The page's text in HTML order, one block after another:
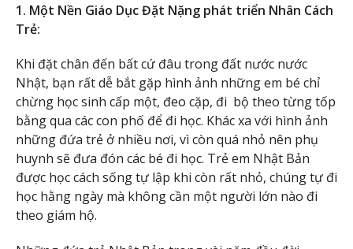
1. Một Nền Giáo Dục Đặt Nặng phát triển Nhân Cách
Trẻ:
Khi đặt chân đến bất cứ đâu trong đất nước nước
Nhật, bạn rất dễ bắt gặp hình ảnh những em bé chỉ
chừng học sinh cấp một, đeo cặp, đi bộ theo từng tốp
bằng qua các con phố để đi học. Khác xa với hình ảnh
những đứa trẻ ở nhiều nơi, vì còn quá nhỏ nên phụ
huynh sẽ đưa đón các bé đi học. Trẻ em Nhật Bản
được học cách sống tự lập khi còn rất nhỏ, chúng tự đi
học hằng ngày mà không cần một người lớn nào đi
theo giám hộ.